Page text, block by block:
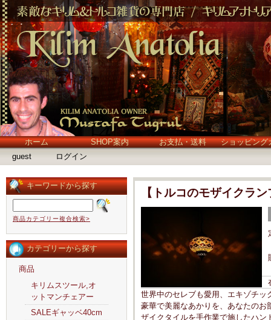
ホーム SHOP案内 お支払・送料
ショッピング
guest
ログイン
キーワードから探す
商品カテゴリー複合検索>
カテゴリーから探す
商品
キリムスツール,オ
ットマンチェアー
SALEギャッベ40cm
【トルコのモザイクラン
世界中のセレブも愛用、エキゾチッ
豪華で美麗なあかりを、あなたの
ザイクタイルを手作業で施したハ